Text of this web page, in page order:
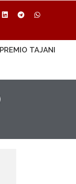
PREMIO TAJANI